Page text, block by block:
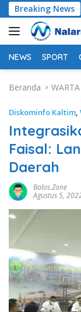
Langsung
ke
konten
Breaking News
TBS
NEWS SPORT
Beranda WARTA
Diskominfo Kaltim,
Faisal:
Daerah
Bolos.zone
Agustus 5,